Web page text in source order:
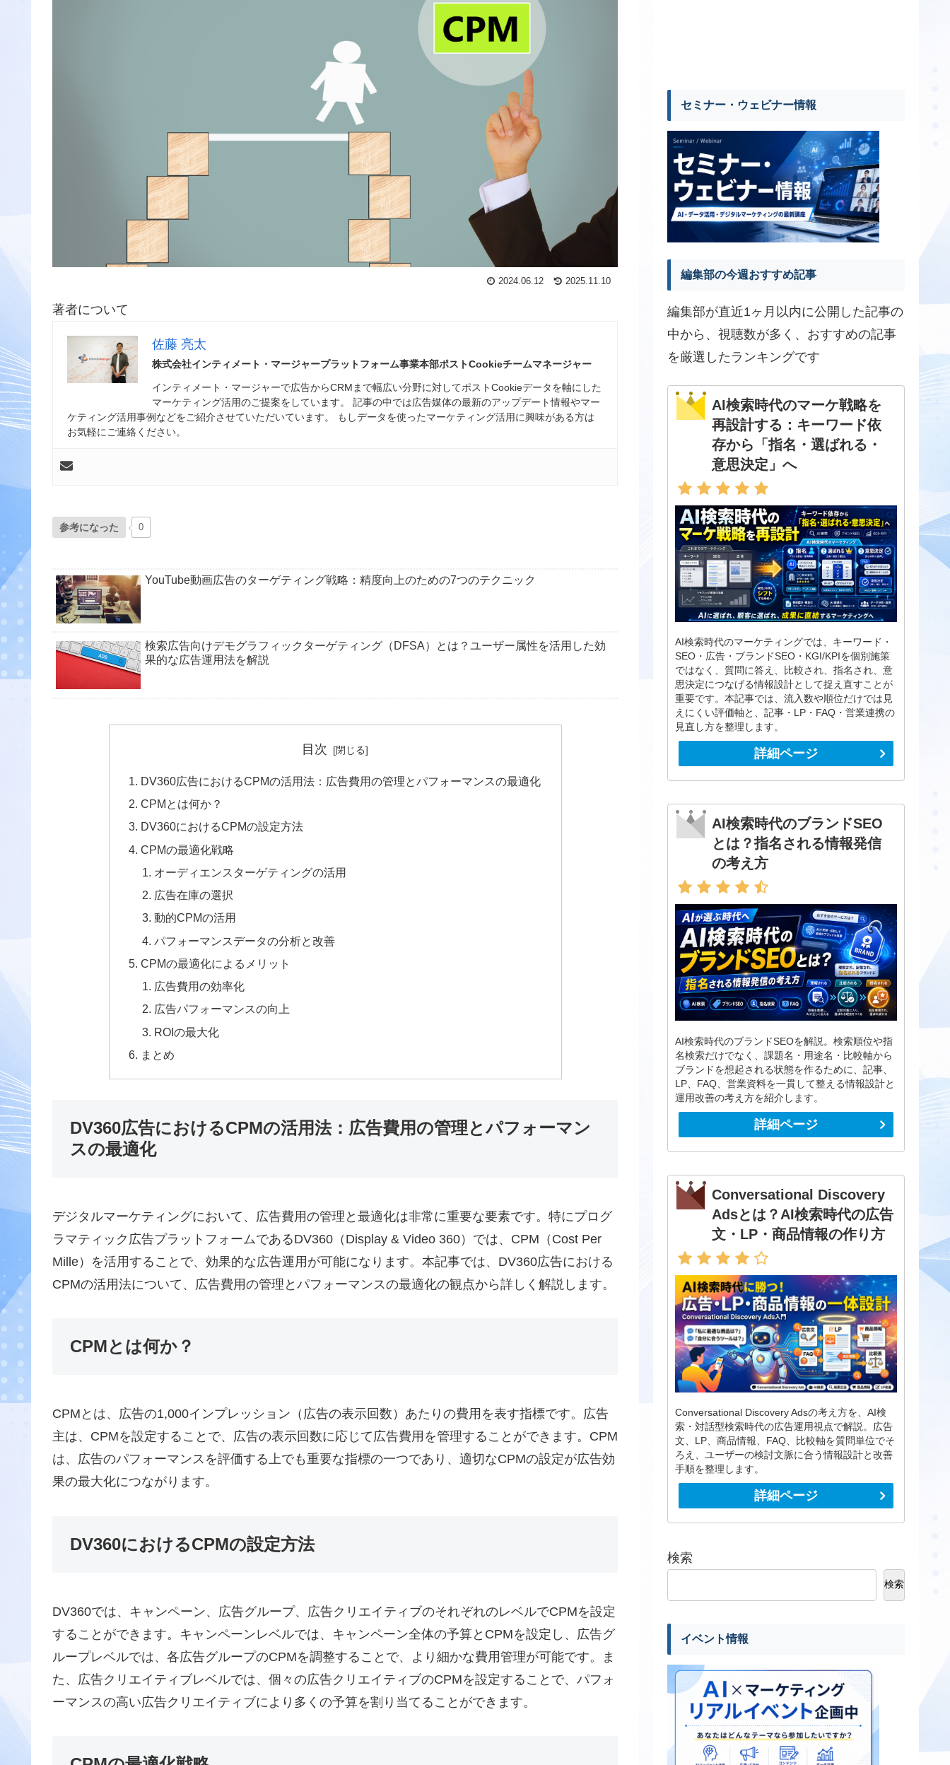
2024.06.12 2025.11.10
著者について
佐藤 亮太
株式会社インティメート・マージャープラットフォーム事業本部ポストCookieチームマネージャー
インティメート・マージャーで広告からCRMまで幅広い分野に対してポストCookieデータを軸にした
マーケティング活用のご提案をしています。 記事の中では広告媒体の最新のアップデート情報やマー
ケティング活用事例などをご紹介させていただいています。 もしデータを使ったマーケティング活用に興味がある方は
お気軽にご連絡ください。
参考になった 0
YouTube動画広告のターゲティング戦略：精度向上のための7つのテクニック
検索広告向けデモグラフィックターゲティング（DFSA）とは？ユーザー属性を活用した効
果的な広告運用法を解説
目次
DV360広告におけるCPMの活用法：広告費用の管理とパフォーマンスの最適化
CPMとは何か？
DV360におけるCPMの設定方法
CPMの最適化戦略
オーディエンスターゲティングの活用
広告在庫の選択
動的CPMの活用
パフォーマンスデータの分析と改善
CPMの最適化によるメリット
広告費用の効率化
広告パフォーマンスの向上
ROIの最大化
まとめ
DV360広告におけるCPMの活用法：広告費用の管理とパフォーマン
スの最適化
デジタルマーケティングにおいて、広告費用の管理と最適化は非常に重要な要素です。特にプログ
ラマティック広告プラットフォームであるDV360（Display & Video 360）では、CPM（Cost Per
Mille）を活用することで、効果的な広告運用が可能になります。本記事では、DV360広告における
CPMの活用法について、広告費用の管理とパフォーマンスの最適化の観点から詳しく解説します。
CPMとは何か？
CPMとは、広告の1,000インプレッション（広告の表示回数）あたりの費用を表す指標です。広告
主は、CPMを設定することで、広告の表示回数に応じて広告費用を管理することができます。CPM
は、広告のパフォーマンスを評価する上でも重要な指標の一つであり、適切なCPMの設定が広告効
果の最大化につながります。
DV360におけるCPMの設定方法
DV360では、キャンペーン、広告グループ、広告クリエイティブのそれぞれのレベルでCPMを設定
することができます。キャンペーンレベルでは、キャンペーン全体の予算とCPMを設定し、広告グ
ループレベルでは、各広告グループのCPMを調整することで、より細かな費用管理が可能です。ま
た、広告クリエイティブレベルでは、個々の広告クリエイティブのCPMを設定することで、パフォ
ーマンスの高い広告クリエイティブにより多くの予算を割り当てることができます。
セミナー・ウェビナー情報
編集部の今週おすすめ記事
編集部が直近1ヶ月以内に公開した記事の
中から、視聴数が多く、おすすめの記事
を厳選したランキングです
AI検索時代のマーケ戦略を
再設計する：キーワード依
存から「指名・選ばれる・
意思決定」へ
AI検索時代のマーケティングでは、キーワード・
SEO・広告・ブランドSEO・KGI/KPIを個別施策
ではなく、質問に答え、比較され、指名され、意
思決定につなげる情報設計として捉え直すことが
重要です。本記事では、流入数や順位だけでは見
えにくい評価軸と、記事・LP・FAQ・営業連携の
見直し方を整理します。
詳細ページ
AI検索時代のブランドSEO
とは？指名される情報発信
の考え方
AI検索時代のブランドSEOを解説。検索順位や指
名検索だけでなく、課題名・用途名・比較軸から
ブランドを想起される状態を作るために、記事、
LP、FAQ、営業資料を一貫して整える情報設計と
運用改善の考え方を紹介します。
詳細ページ
Conversational Discovery
Adsとは？AI検索時代の広告
文・LP・商品情報の作り方
Conversational Discovery Adsの考え方を、AI検
索・対話型検索時代の広告運用視点で解説。広告
文、LP、商品情報、FAQ、比較軸を質問単位でそ
ろえ、ユーザーの検討文脈に合う情報設計と改善
手順を整理します。
詳細ページ
検索
検索
イベント情報